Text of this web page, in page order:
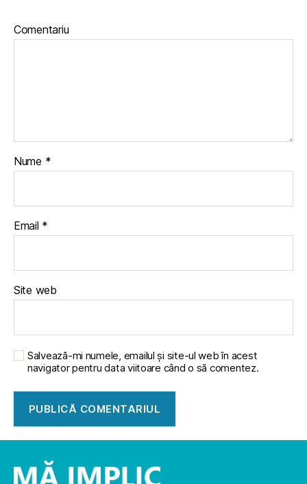
Comentariu
Nume *
Email *
Site web
Salvează-mi numele, emailul și site-ul web în acest
navigator pentru data viitoare când o să comentez.